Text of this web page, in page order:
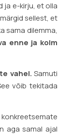
ja e-kirju, et olla
sellest, et
sama dilemma,
enne ja kolm
vahel. Samuti
võib tekitada
aga samal ajal